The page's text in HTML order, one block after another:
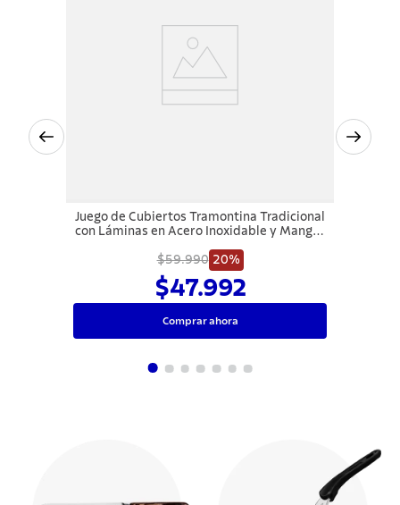
Juego de Cubiertos Tramontina Tradicional
con Láminas en Acero Inoxidable y Mangos
$59.990 20%
$47.992
Comprar ahora